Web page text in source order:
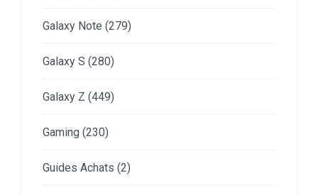
Galaxy Note (279)
Galaxy S (280)
Galaxy Z (449)
Gaming (230)
Guides Achats (2)